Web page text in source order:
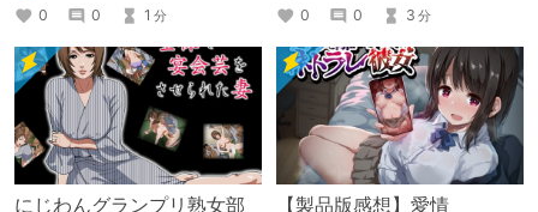
0
0 1 分
0
0 3 分
にじわんグランプリ熟女部
【製品版感想】愛情